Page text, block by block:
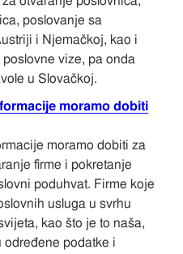
poslovanje sa
i Njemačkoj, kao i
vize, pa onda
u Slovačkoj.
moramo dobiti
moramo dobiti za
firme i pokretanje
poduhvat. Firme koje
usluga u svrhu
kao što je to naša,
određene podatke i